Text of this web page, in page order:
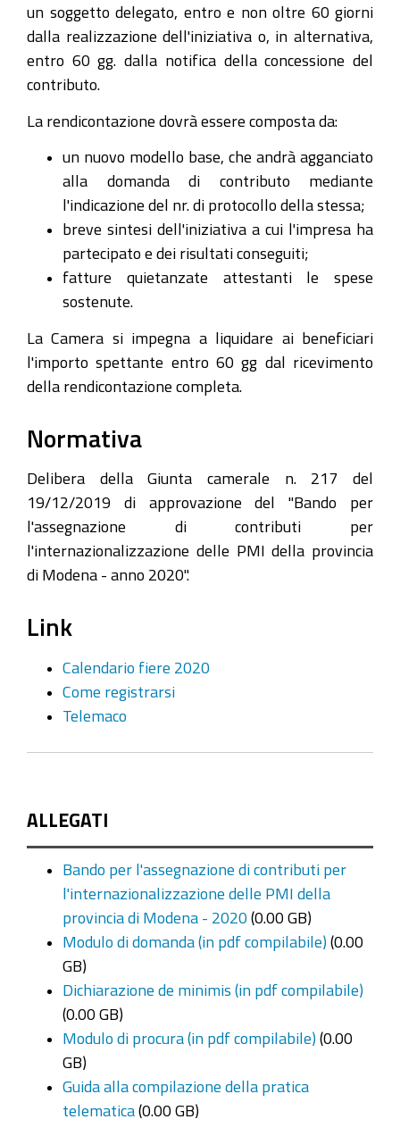
un soggetto delegato, entro e non oltre 60 giorni
dalla realizzazione dell'iniziativa o, in alternativa,
entro 60 gg. dalla notifica della concessione del
contributo.
La rendicontazione dovrà essere composta da:
un nuovo modello base, che andrà agganciato
alla domanda di contributo mediante
l'indicazione del nr. di protocollo della stessa;
breve sintesi dell'iniziativa a cui l'impresa ha
partecipato e dei risultati conseguiti;
fatture quietanzate attestanti le spese
sostenute.
La Camera si impegna a liquidare ai beneficiari
l'importo spettante entro 60 gg dal ricevimento
della rendicontazione completa.
Normativa
Delibera della Giunta camerale n. 217 del
19/12/2019 di approvazione del "Bando per
l'assegnazione di contributi per
l'internazionalizzazione delle PMI della provincia
di Modena - anno 2020".
Link
Calendario fiere 2020
Come registrarsi
Telemaco
ALLEGATI
Bando per l'assegnazione di contributi per
l'internazionalizzazione delle PMI della
provincia di Modena - 2020 (0.00 GB)
Modulo di domanda (in pdf compilabile) (0.00
GB)
Dichiarazione de minimis (in pdf compilabile)
(0.00 GB)
Modulo di procura (in pdf compilabile) (0.00
GB)
Guida alla compilazione della pratica
telematica (0.00 GB)